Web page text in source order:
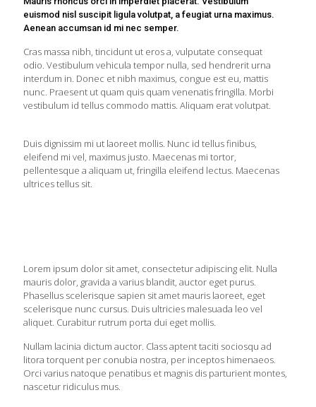
euismod nisl suscipit ligula volutpat, a feugiat urna maximus.
Aenean accumsan id mi nec semper.
Cras massa nibh, tincidunt ut eros a, vulputate consequat
odio. Vestibulum vehicula tempor nulla, sed hendrerit urna
interdum in. Donec et nibh maximus, congue est eu, mattis
nunc. Praesent ut quam quis quam venenatis fringilla. Morbi
vestibulum id tellus commodo mattis. Aliquam erat volutpat.
Duis dignissim mi ut laoreet mollis. Nunc id tellus finibus,
eleifend mi vel, maximus justo. Maecenas mi tortor,
pellentesque a aliquam ut, fringilla eleifend lectus. Maecenas
ultrices tellus sit.
Lorem ipsum dolor sit amet, consectetur adipiscing elit. Nulla
mauris dolor, gravida a varius blandit, auctor eget purus.
Phasellus scelerisque sapien sit amet mauris laoreet, eget
scelerisque nunc cursus. Duis ultricies malesuada leo vel
aliquet. Curabitur rutrum porta dui eget mollis.
Nullam lacinia dictum auctor. Class aptent taciti sociosqu ad
litora torquent per conubia nostra, per inceptos himenaeos.
Orci varius natoque penatibus et magnis dis parturient montes,
nascetur ridiculus mus.